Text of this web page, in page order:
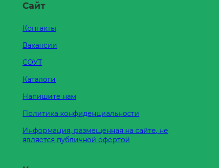
Сайт
Контакты
Вакансии
СОУТ
Каталоги
Напишите нам
Политика конфиденциальности
Информация, размещенная на сайте, не
является публичной офертой